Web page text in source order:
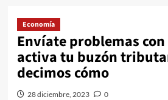
Economía
Envíate problemas con
activa tu buzón
decimos cómo
28 diciembre, 2023 0